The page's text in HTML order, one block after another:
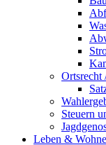
Ortsrecht
Steuern
Leben &